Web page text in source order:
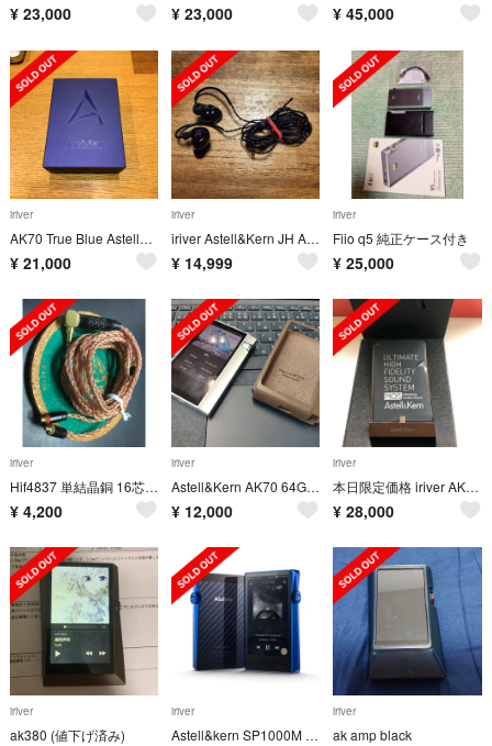
¥ 23,000 ¥ 23,000 ¥ 45,000
iriver
AK70 True Blue Astell&Kern
¥ 21,000
iriver
iriver Astell&Kern JH Audio Michelle 中古
¥ 14,999
iriver
Fiio q5 純正ケース付き
¥ 25,000
iriver
Hif4837 単結晶銅 16芯 L字 3.5mm mmcx
¥ 4,200
iriver
Astell&Kern AK70 64GB ミスティミント
¥ 12,000
iriver
本日限定価格 iriver AK 380AMP
¥ 28,000
iriver
ak380 (値下げ済み)
iriver
Astell&kern SP1000M Lapis Blue 128GB
iriver
ak amp black